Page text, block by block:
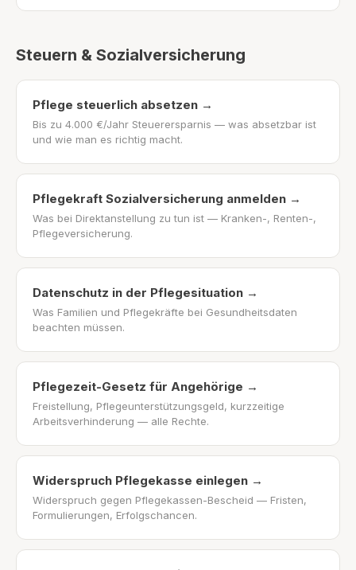
Steuern & Sozialversicherung
Pflege steuerlich absetzen →
Bis zu 4.000 €/Jahr Steuerersparnis — was absetzbar ist
und wie man es richtig macht.
Pflegekraft Sozialversicherung anmelden →
Was bei Direktanstellung zu tun ist — Kranken-, Renten-,
Pflegeversicherung.
Datenschutz in der Pflegesituation →
Was Familien und Pflegekräfte bei Gesundheitsdaten
beachten müssen.
Pflegezeit-Gesetz für Angehörige →
Freistellung, Pflegeunterstützungsgeld, kurzzeitige
Arbeitsverhinderung — alle Rechte.
Widerspruch Pflegekasse einlegen →
Widerspruch gegen Pflegekassen-Bescheid — Fristen,
Formulierungen, Erfolgschancen.